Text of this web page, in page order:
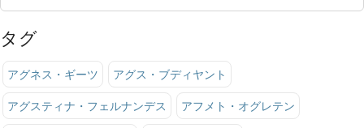
タグ
アグネス・ギーツ アグス・ブディヤント
アグスティナ・フェルナンデス アフメト・オグレテン